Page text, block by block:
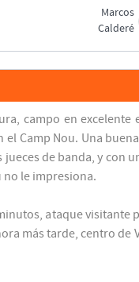
Marcos
Calderé
Pichi Alonso
Víctor Muñoz
campo en
el Camp Nou. Una
jueces de banda, y con
no le impresiona.
ataque visitante
más tarde, centro de